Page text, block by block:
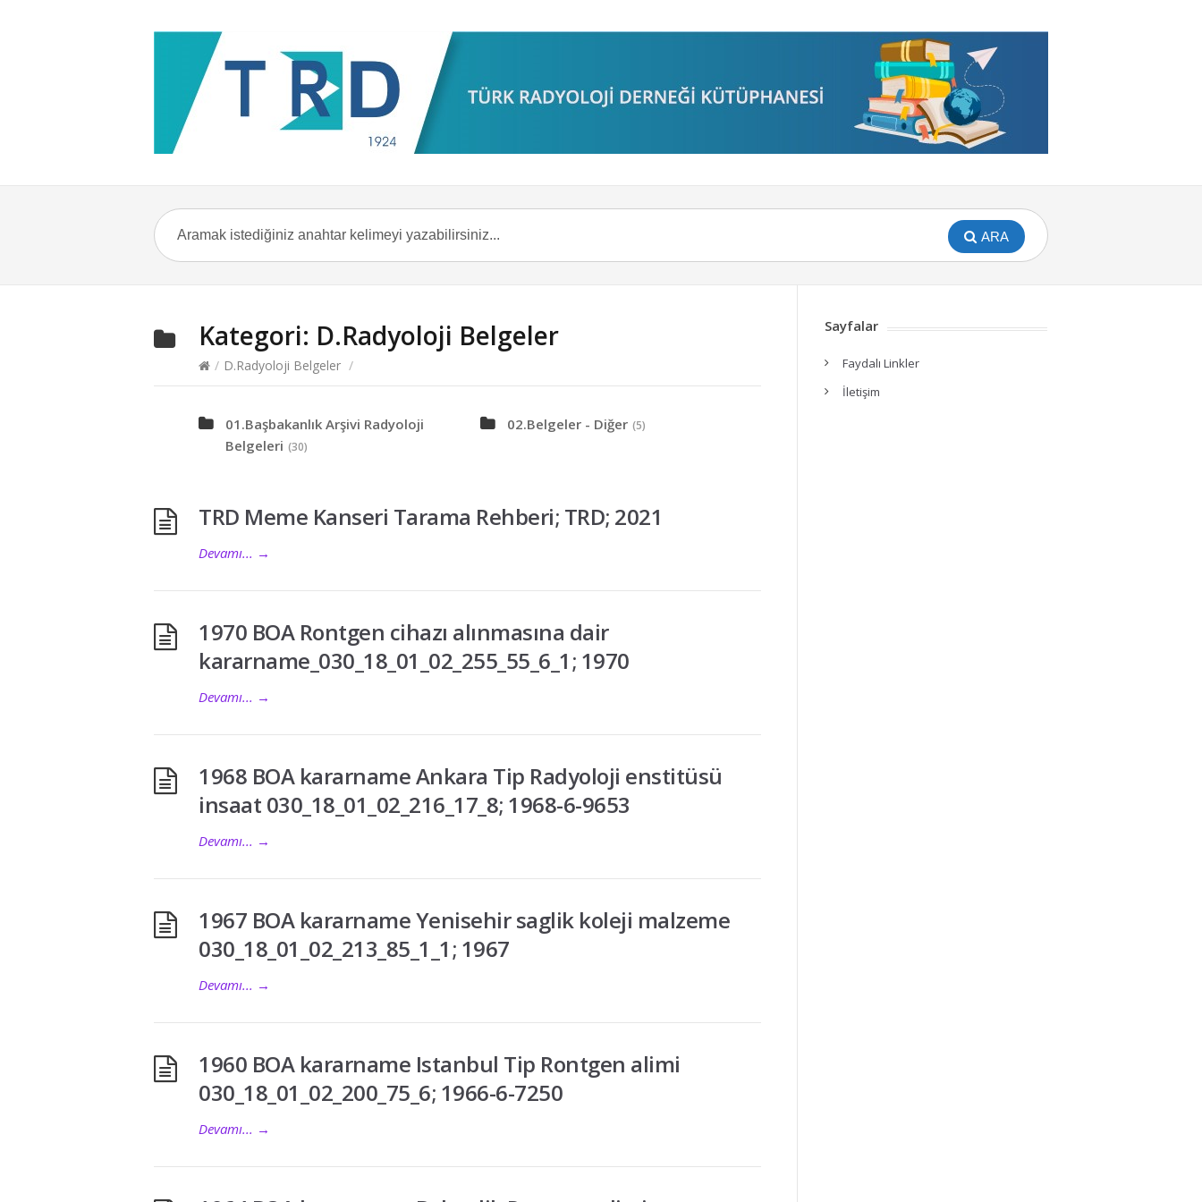
ARA
Kategori: D.Radyoloji Belgeler
/ D.Radyoloji Belgeler /
01.Başbakanlık Arşivi Radyoloji
Belgeleri (30)
02.Belgeler - Diğer (5)
TRD Meme Kanseri Tarama Rehberi; TRD; 2021
Devamı... →
1970 BOA Rontgen cihazı alınmasına dair
kararname_030_18_01_02_255_55_6_1; 1970
Devamı... →
1968 BOA kararname Ankara Tip Radyoloji enstitüsü
insaat 030_18_01_02_216_17_8; 1968-6-9653
Devamı... →
1967 BOA kararname Yenisehir saglik koleji malzeme
030_18_01_02_213_85_1_1; 1967
Devamı... →
1960 BOA kararname Istanbul Tip Rontgen alimi
030_18_01_02_200_75_6; 1966-6-7250
Devamı... →
Sayfalar
Faydalı Linkler
İletişim